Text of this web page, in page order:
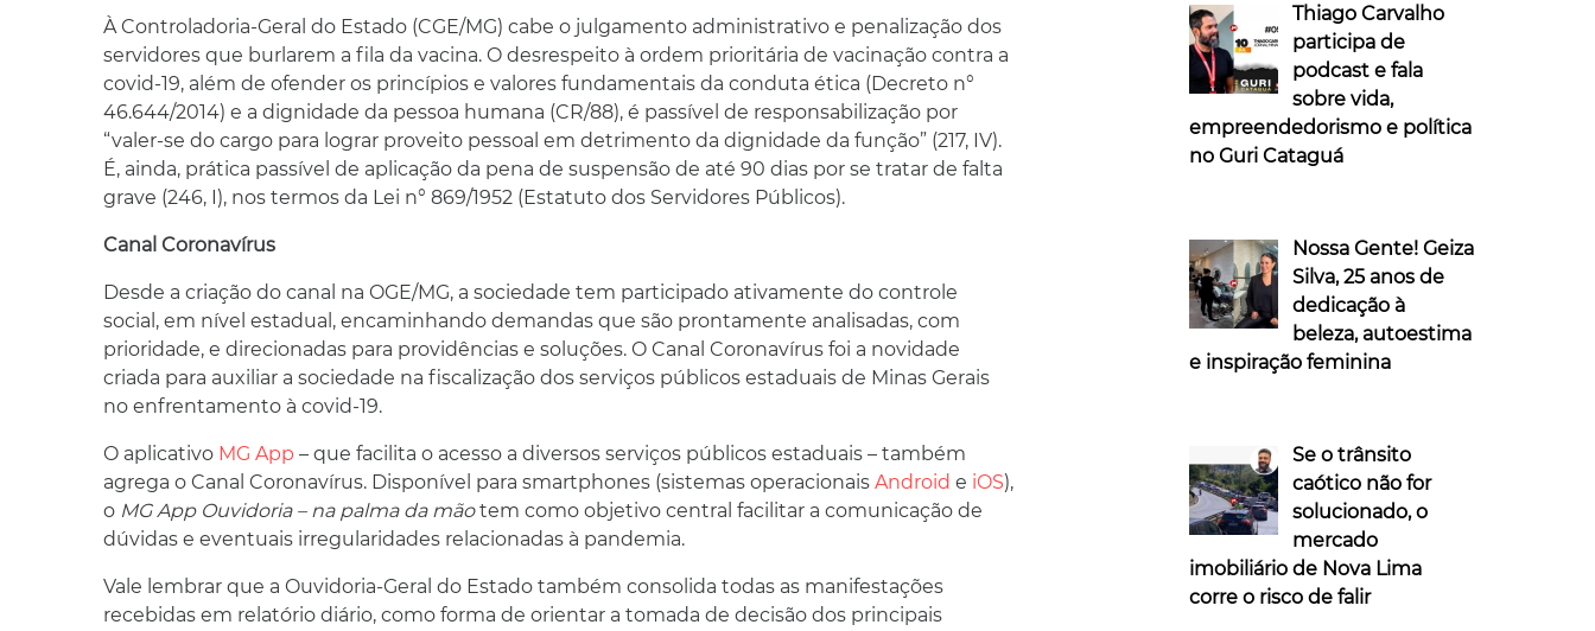
À Controladoria-Geral do Estado (CGE/MG) cabe o julgamento administrativo e penalização dos
servidores que burlarem a fila da vacina. O desrespeito à ordem prioritária de vacinação contra a
covid-19, além de ofender os princípios e valores fundamentais da conduta ética (Decreto n°
46.644/2014) e a dignidade da pessoa humana (CR/88), é passível de responsabilização por
“valer-se do cargo para lograr proveito pessoal em detrimento da dignidade da função” (217, IV).
É, ainda, prática passível de aplicação da pena de suspensão de até 90 dias por se tratar de falta
grave (246, I), nos termos da Lei n° 869/1952 (Estatuto dos Servidores Públicos).
Canal Coronavírus
Desde a criação do canal na OGE/MG, a sociedade tem participado ativamente do controle
social, em nível estadual, encaminhando demandas que são prontamente analisadas, com
prioridade, e direcionadas para providências e soluções. O Canal Coronavírus foi a novidade
criada para auxiliar a sociedade na fiscalização dos serviços públicos estaduais de Minas Gerais
no enfrentamento à covid-19.
O aplicativo MG App – que facilita o acesso a diversos serviços públicos estaduais – também
agrega o Canal Coronavírus. Disponível para smartphones (sistemas operacionais Android e iOS),
o MG App Ouvidoria – na palma da mãotem como objetivo central facilitar a comunicação de
dúvidas e eventuais irregularidades relacionadas à pandemia.
Vale lembrar que a Ouvidoria-Geral do Estado também consolida todas as manifestações
recebidas em relatório diário, como forma de orientar a tomada de decisão dos principais
Thiago Carvalho
participa de
podcast e fala
sobre vida,
empreendedorismo e política
no Guri Cataguá
Nossa Gente! Geiza
Silva, 25 anos de
dedicação à
beleza, autoestima
e inspiração feminina
Se o trânsito
caótico não for
solucionado, o
mercado
imobiliário de Nova Lima
corre o risco de falir